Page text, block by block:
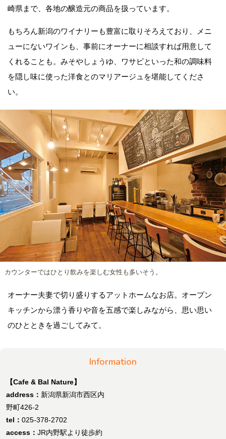
崎県まで、各地の醸造元の商品を扱っています。
もちろん新潟のワイナリーも豊富に取りそろえており、メニ
ューにないワインも、事前にオーナーに相談すれば用意して
くれることも。みそやしょうゆ、ワサビといった和の調味料
を隠し味に使った洋食とのマリアージュを堪能してくださ
い。
カウンターではひとり飲みを楽しむ女性も多いそう。
オーナー夫妻で切り盛りするアットホームなお店。オープン
キッチンから漂う香りや音を五感で楽しみながら、思い思い
のひとときを過ごしてみて。
Information
【Cafe & Bal Nature】
address： 新潟県新潟市西区内
野町426-2
tel： 025-378-2702
access： JR内野駅より徒歩約